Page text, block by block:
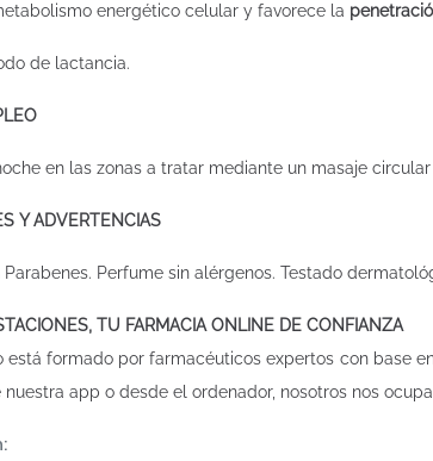
energético celular y favorece la
de lactancia.
en las zonas a tratar mediante un masaje
Y ADVERTENCIAS
Parabenes. Perfume sin alérgenos. Testado
TU FARMACIA ONLINE DE CONFIANZA
está formado por farmacéuticos expertos con base
app o desde el ordenador, nosotros nos